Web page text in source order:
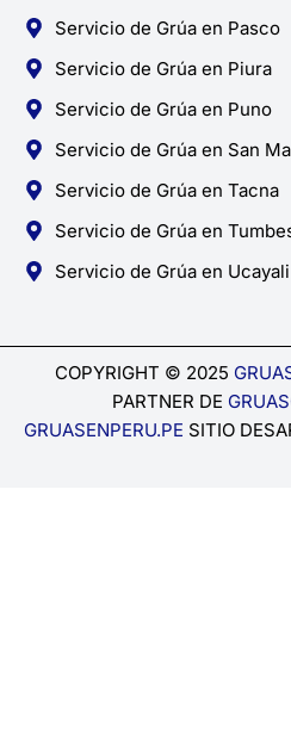
Servicio de Grúa en Pasco
Servicio de Grúa en Piura
Servicio de Grúa en Puno
Servicio de Grúa en San
Servicio de Grúa en Tacna
Servicio de Grúa en
Servicio de Grúa en Ucayali
COPYRIGHT © 2025
PARTNER DE
GRUASENPERU.PE SITIO